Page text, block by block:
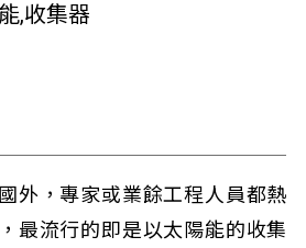
,收集器
外，專家或業餘工程人員都熱
最流行的即是以太陽能的收集